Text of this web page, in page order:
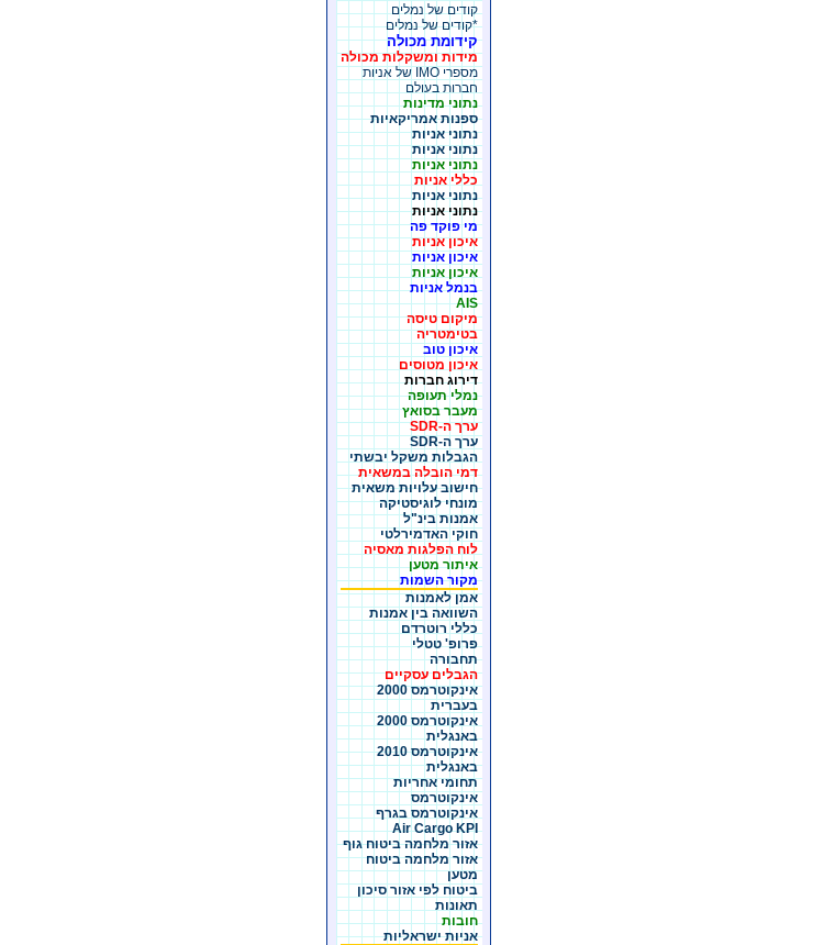
קודים של נמלים
*קודים של נמלים
קידומת מכולה
מידות ומשקלות מכולה
מספרי IMO של אניות
חברות בעולם
נתוני מדינות
ספנות אמריקאיות
נתוני אניות
נתוני אניות
נתוני אניות
כללי אניות
נתוני אניות
נתוני אניות
מי פוקד פה
איכון אניות
איכון אניות
איכון אניות
בנמל אניות
AIS
מיקום טיסה
בטימטריה
איכון טוב
איכון מטוסים
דירוג חברות
נמלי תעופה
מעבר בסואץ
ערך ה-SDR
ערך ה-SDR
הגבלות משקל יבשתי
דמי הובלה במשאית
חישוב עלויות משאית
מונחי לוגיסטיקה
אמנות בינ"ל
חוקי האדמירלטי
לוח הפלגות מאסיה
איתור מטען
מקור השמות
אמן לאמנות
השוואה בין אמנות
כללי רוטרדם
פרופ' טטלי
תחבורה
הגבלים עסקיים
אינקוטרמס 2000
בעברית
אינקוטרמס 2000
באנגלית
אינקוטרמס 2010
באנגלית
תחומי אחריות
אינקוטרמס
אינקוטרמס בגרף
Air Cargo KPI
אזור מלחמה ביטוח גוף
אזור מלחמה ביטוח
מטען
ביטוח לפי אזור סיכון
תאונות
חובות
אניות ישראליות